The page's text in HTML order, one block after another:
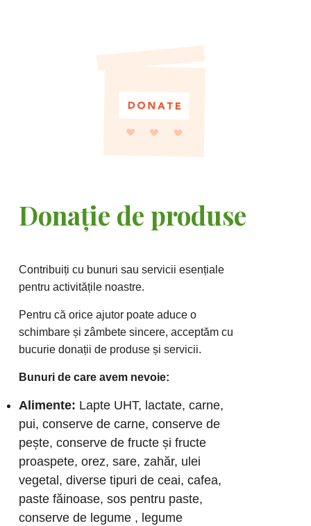
Donație de produse
Contribuiți cu bunuri sau servicii esențiale
pentru activitățile noastre.
Pentru că orice ajutor poate aduce o
schimbare și zâmbete sincere, acceptăm cu
bucurie donații de produse și servicii.
Bunuri de care avem nevoie:
Alimente: Lapte UHT, lactate, carne,
pui, conserve de carne, conserve de
pește, conserve de fructe și fructe
proaspete, orez, sare, zahăr, ulei
vegetal, diverse tipuri de ceai, cafea,
paste făinoase, sos pentru paste,
conserve de legume , legume